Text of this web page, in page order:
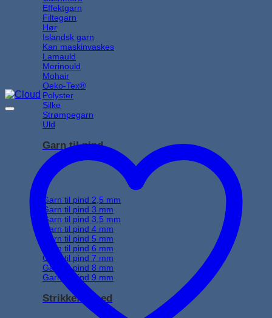
Effektgarn
Filtegarn
Hør
Islandsk garn
Kan maskinvaskes
Lamauld
Merinould
Mohair
Oeko-Tex®
Polyster
Silke
Strømpegarn
Uld
Garn til pind
Garn til pind 2,5 mm
Garn til pind 3 mm
Garn til pind 3,5 mm
Garn til pind 4 mm
Garn til pind 5 mm
Garn til pind 6 mm
Garn til pind 7 mm
Garn til pind 8 mm
Garn til pind 9 mm
Strikkefasthed